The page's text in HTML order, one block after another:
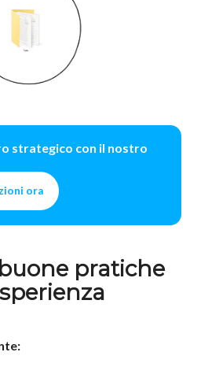
strategico con il nostro
ora
pratiche